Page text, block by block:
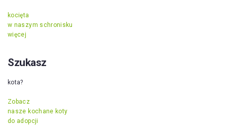
kocięta
w naszym schronisku
więcej
Szukasz
kota?
Zobacz
nasze kochane koty
do adopcji